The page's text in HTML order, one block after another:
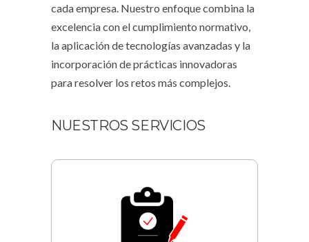
cada empresa. Nuestro enfoque combina la
excelencia con el cumplimiento normativo,
la aplicación de tecnologías avanzadas y la
incorporación de prácticas innovadoras
para resolver los retos más complejos.
NUESTROS SERVICIOS